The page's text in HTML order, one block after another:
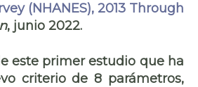
(NHANES), 2013 Through
, junio 2022.
este primer estudio que ha
criterio de 8 parámetros,